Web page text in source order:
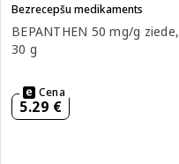
Bezrecepšu medikaments
BEPANTHEN 50 mg/g ziede,
30 g
Cena
5.29 €